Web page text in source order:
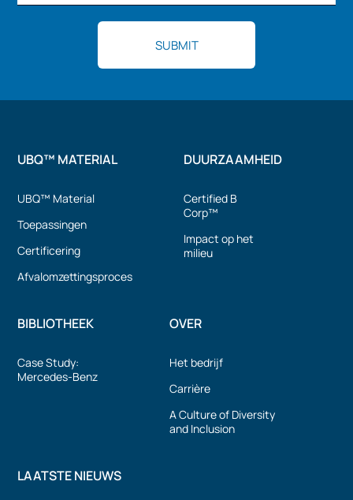
UBQ™ MATERIAL
UBQ™ Material
Toepassingen
Certificering
Afvalomzettingsproces
DUURZAAMHEID
Certified B
Corp™
Impact op het
milieu
BIBLIOTHEEK
Case Study:
Mercedes-Benz
OVER
Het bedrijf
Carrière
A Culture of Diversity
and Inclusion
LAATSTE NIEUWS